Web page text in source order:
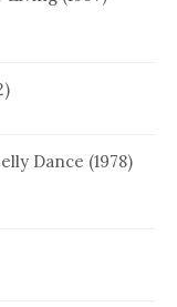
Dance (1978)